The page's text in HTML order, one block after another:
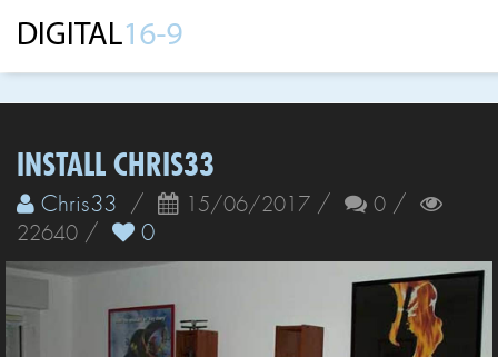
INSTALL CHRIS33
Chris33 / 15/06/2017 / 0 /
22640 / 0